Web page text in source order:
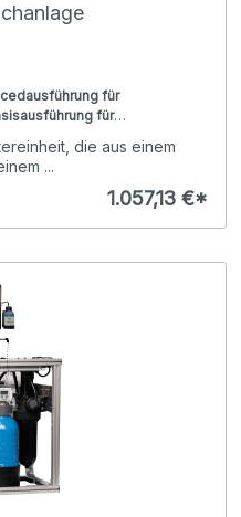
für
für
die aus einem
...
1.057,13 €*